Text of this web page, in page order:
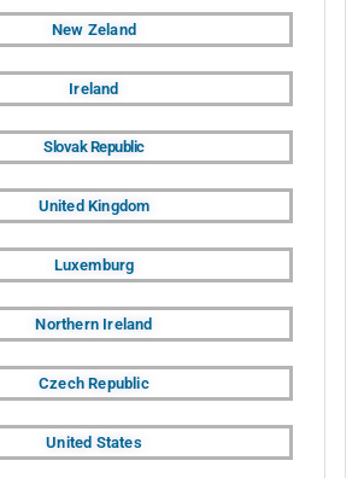
New Zeland
Ireland
Slovak Republic
United Kingdom
Luxemburg
Northern Ireland
Czech Republic
United States